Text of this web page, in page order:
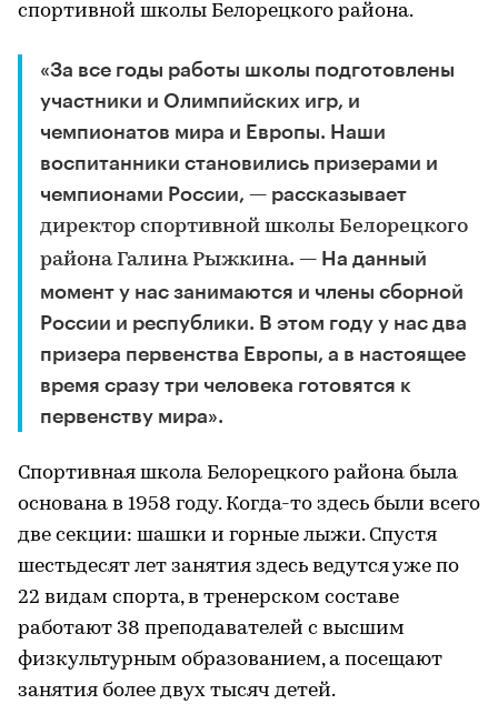
спортивной школы Белорецкого района.
«За все годы работы школы подготовлены
участники и Олимпийских игр, и
чемпионатов мира и Европы. Наши
воспитанники становились призерами и
чемпионами России, — рассказывает
директор спортивной школы Белорецкого
района Галина Рыжкина. — На данный
момент у нас занимаются и члены сборной
России и республики. В этом году у нас два
призера первенства Европы, а в настоящее
время сразу три человека готовятся к
первенству мира».
Спортивная школа Белорецкого района была
основана в 1958 году. Когда-то здесь были всего
две секции: шашки и горные лыжи. Спустя
шестьдесят лет занятия здесь ведутся уже по
22 видам спорта, в тренерском составе
работают 38 преподавателей с высшим
физкультурным образованием, а посещают
занятия более двух тысяч детей.